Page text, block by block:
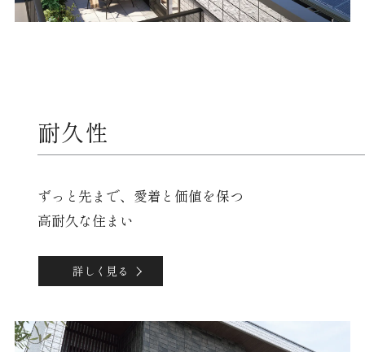
耐久性
ずっと先まで、愛着と価値を保つ
高耐久な住まい
詳しく見る